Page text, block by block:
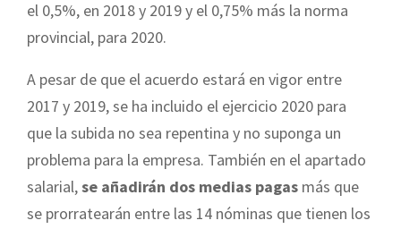
el 0,5%, en 2018 y 2019 y el 0,75% más la norma
provincial, para 2020.
A pesar de que el acuerdo estará en vigor entre
2017 y 2019, se ha incluido el ejercicio 2020 para
que la subida no sea repentina y no suponga un
problema para la empresa. También en el apartado
salarial,se añadirán dos medias pagas más que
se prorratearán entre las 14 nóminas que tienen los